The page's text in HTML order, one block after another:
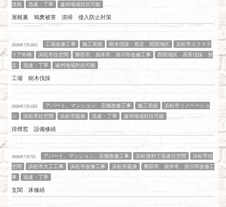
請負
迅速・丁寧 遠州地域対抗可能
屋根裏 鳩糞被害 清掃 侵入防止対策
2026年7月18日 工場改修工事 施工実績 樹木伐採・剪定 西部地区
浜松市エクステ
リア外構
浜松市住空間 磐田市、袋井市、掛川市改修工事
西部地区 高所伐採・剪
定
迅速・丁寧 遠州地域対抗可能
工場 樹木伐採
2026年7月13日 アパート、マンション、店舗改修工事 施工実績
浜松市リノベーショ
ン
浜松市住空間 浜松市親身 迅速・丁寧 遠州地域対抗可能
排煙窓 設備修繕
2026年7月7日 アパート、マンション、店舗改修工事 浜松便利で迅速住空間
浜松市住
空間
浜松市大工工事 浜松市改修工事 浜松市親身
磐田市、袋井市、掛川市改修工
事
迅速・丁寧
玄関 床修繕